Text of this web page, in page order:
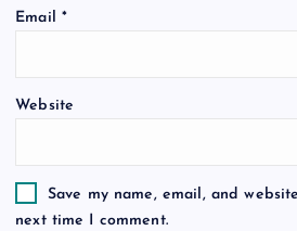
o
Email *
Website
Save my name, email, and
next time I comment.